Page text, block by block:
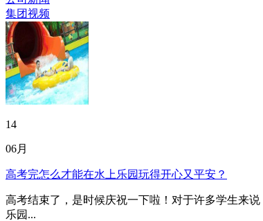
集团视频
14
06月
高考完怎么才能在水上乐园玩得开心又平安？
高考结束了，是时候庆祝一下啦！对于许多学生来
乐园...